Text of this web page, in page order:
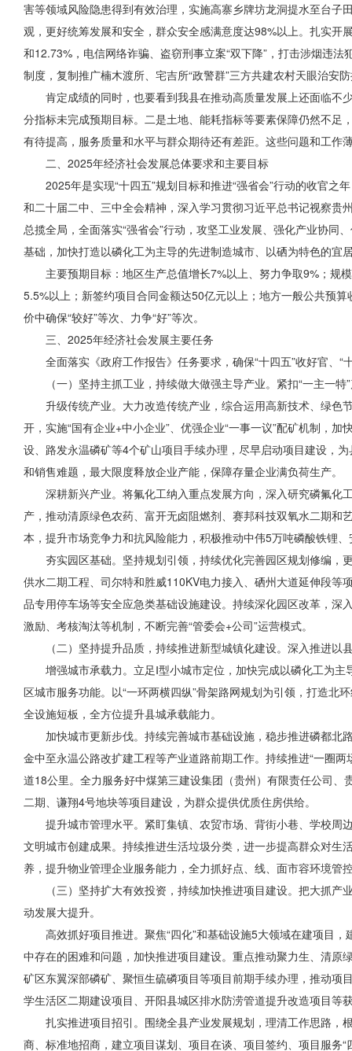
害等领域风险隐患得到有效治理，实施高寨乡牌坊龙洞提水至台
观，更好统筹发展和安全，群众安全感满意度达98%以上。扎实
和12.73%，电信网络诈骗、盗窃刑事立案“双下降”，打击涉烟违法
制度，复制推广楠木渡所、宅吉所“政警群”三方共建农村天眼治安
肯定成绩的同时，也要看到我县在推动高质量发展上还面临
分指标未完成预期目标。二是土地、能耗指标等要素保障仍然不
有待提高，服务质量和水平与群众期待还有差距。这些问题和工作
二、2025年经济社会发展总体要求和主要目标
2025年是实现“十四五”规划目标和推进“强省会”行动的收官
和二十届二中、三中全会精神，深入学习贯彻习近平总书记视察
总揽全局，全面落实“强省会”行动，攻坚工业发展、强化产业协同
基础，加快打造以磷化工为主导的先进制造城市、以硒为特色的宜
主要预期目标：地区生产总值增长7%以上、努力争取9%；规
5.5%以上；新签约项目合同金额达50亿元以上；地方一般公共预
价中确保“较好”等次、力争“好”等次。
三、2025年经济社会发展主要任务
全面落实《政府工作报告》任务要求，确保“十四五”收好官、
（一）坚持主抓工业，持续做大做强主导产业。紧扣“一主一
升级传统产业。大力改造传统产业，综合运用高新技术、绿
开，实施“国有企业+中小企业”、优强企业“一事一议”配矿机制，
设、路发永温磷矿等4个矿山项目手续办理，尽早启动项目建设，
和销售难题，最大限度释放企业产能，保障存量企业满负荷生产。
深耕新兴产业。将氟化工纳入重点发展方向，深入研究磷氟
产，推动清原绿色农药、富开无卤阻燃剂、赛邦科技双氧水二期
本，提升市场竞争力和抗风险能力，积极推动中伟5万吨磷酸铁锂
夯实园区基础。坚持规划引领，持续优化完善园区规划修编
供水二期工程、司尔特和胜威110KV电力接入、硒州大道延伸段等
品专用停车场等安全应急类基础设施建设。持续深化园区改革，深
激励、考核淘汰等机制，不断完善“管委会+公司”运营模式。
（二）坚持提升品质，持续推进新型城镇化建设。深入推进
增强城市承载力。立足Ⅰ型小城市定位，加快完成以磷化工为
区城市服务功能。以“一环两横四纵”骨架路网规划为引领，打造
全设施短板，全方位提升县城承载能力。
加快城市更新步伐。持续完善城市基础设施，稳步推进磷都
金中至永温公路改扩建工程等产业道路前期工作。持续推进“一圈
道18公里。全力服务好中煤第三建设集团（贵州）有限责任公司
二期、谦翔4号地块等项目建设，为群众提供优质住房供给。
提升城市管理水平。紧盯集镇、农贸市场、背街小巷、学校
文明城市创建成果。持续推进生活垃圾分类，进一步提高群众对生
养，提升物业管理企业服务能力，全力抓好点、线、面市容环境管
（三）坚持扩大有效投资，持续加快推进项目建设。把大抓
动发展大提升。
高效抓好项目推进。聚焦“四化”和基础设施5大领域在建项目
中存在的困难和问题，加快推进项目建设。重点推动聚力生、清
矿区东翼深部磷矿、聚恒生硫磷项目等项目前期手续办理，推动
学生活区二期建设项目、开阳县城区排水防涝管道提升改造项目
扎实推进项目招引。围绕全县产业发展规划，理清工作思路，
商、标准地招商，建立项目谋划、项目在谈、项目签约、项目服务